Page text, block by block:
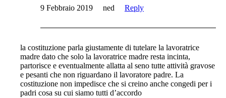
9 Febbraio 2019
ned Reply
la costituzione parla giustamente di tutelare la lavoratrice
madre dato che solo la lavoratrice madre resta incinta,
partorisce e eventualmente allatta al seno tutte attività gravose
e pesanti che non riguardano il lavoratore padre. La
costituzione non impedisce che si creino anche congedi per i
padri cosa su cui siamo tutti d’accordo